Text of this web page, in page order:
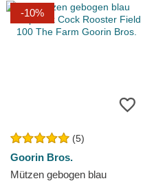
-10%
(5)
Goorin Bros.
Mützen gebogen blau